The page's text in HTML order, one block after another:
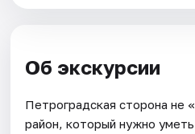
Об экскурсии
Петроградская сторона не
район, который нужно